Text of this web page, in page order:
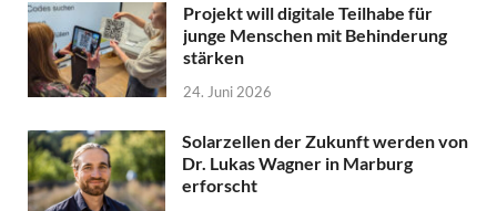
Projekt will digitale Teilhabe für
junge Menschen mit Behinderung
stärken
24. Juni 2026
Solarzellen der Zukunft werden von
Dr. Lukas Wagner in Marburg
erforscht